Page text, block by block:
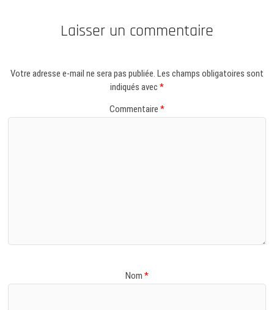
Laisser un commentaire
Votre adresse e-mail ne sera pas publiée. Les champs obligatoires sont
indiqués avec *
Commentaire *
Nom *